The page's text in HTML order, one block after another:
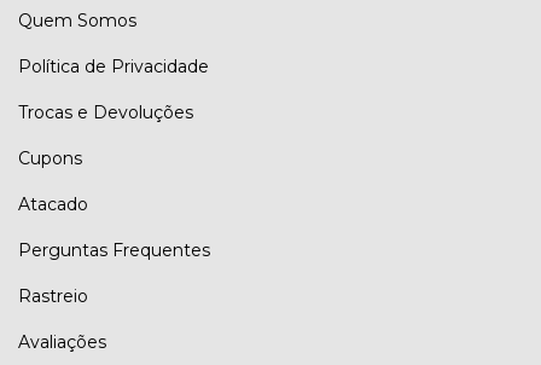
Quem Somos
Política de Privacidade
Trocas e Devoluções
Cupons
Atacado
Perguntas Frequentes
Rastreio
Avaliações